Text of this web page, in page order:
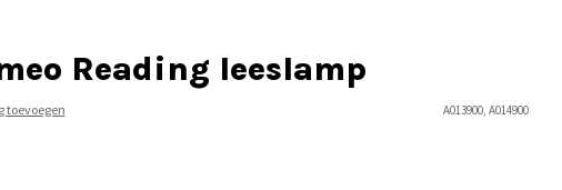
Reading leeslamp
toevoegen A013900, A014900